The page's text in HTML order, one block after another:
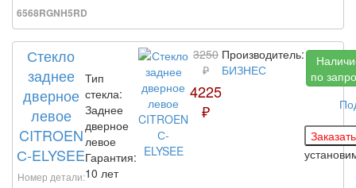
6568RGNH5RD
Стекло
заднее
дверное
левое
CITROEN
С-ELYSEE
Номер детали:
Тип
стекла:
Заднее
дверное
левое
Гарантия:
10 лет
3250
₽
4225
₽
Производитель:
БИЗНЕС
по